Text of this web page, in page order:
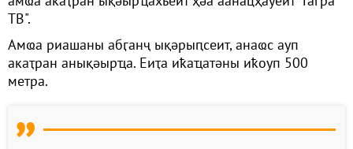
ТВ".
Амҩа риашаны абӷанҷ ықәрыԥсеит, анаҩс ауп
акаҭран анықәырҵа. Еиҭа иҟаҵатәны иҟоуп 500
метра.